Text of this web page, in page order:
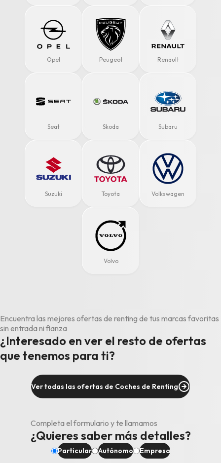
Opel Peugeot Renault
Seat Skoda Subaru
Suzuki Toyota Volkswagen
Volvo
Encuentra las mejores ofertas de renting de tus marcas favoritas
sin entrada ni fianza
¿Interesado en ver el resto de ofertas
que tenemos para ti?
Ver todas las ofertas de Coches de Renting
Completa el formulario y te llamamos
¿Quieres saber más detalles?
Particular Autónomo Empresa